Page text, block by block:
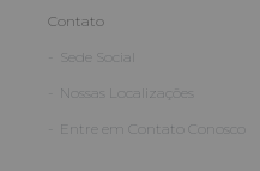
Contato
Sede Social
Nossas Localizações
Entre em Contato Conosco